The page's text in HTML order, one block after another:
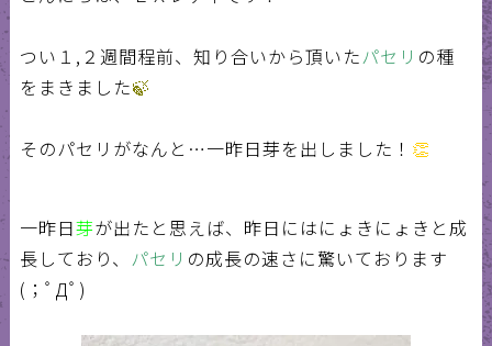
つい１,２週間程前、知り合いから頂いたパセリ の種
をまきました🍃
そのパセリがなんと…一昨日芽を出しました！ 👏
一昨日芽が出たと思えば、昨日にはにょきにょきと成
長しており、 パセリ の成長の速さに驚いております
(；ﾟДﾟ)